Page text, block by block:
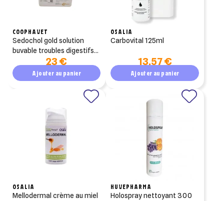
COOPHAVET
sedochol gold solution
buvable troubles digestifs 1
23 €
Ajouter au panier
OSALIA
carbovital 125ml
13,57 €
Ajouter au panier
OSALIA
mellodermal crème au miel
HUVEPHARMA
holospray nettoyant 300